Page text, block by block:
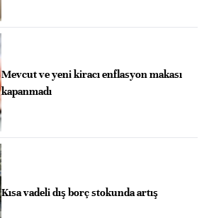
Mevcut ve yeni kiracı enflasyon makası
kapanmadı
Kısa vadeli dış borç stokunda artış